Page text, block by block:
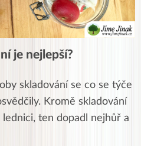
je nejlepší?
skladování se co se týče
Kromě skladování
ten dopadl nejhůř a